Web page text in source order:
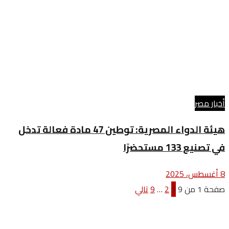
أخبار مصر
هيئة الدواء المصرية: توطين 47 مادة فعالة تدخل
في تصنيع 133 مستحضرًا
8 أغسطس، 2025
صفحة 1 من 9
1
2
…
9تالي